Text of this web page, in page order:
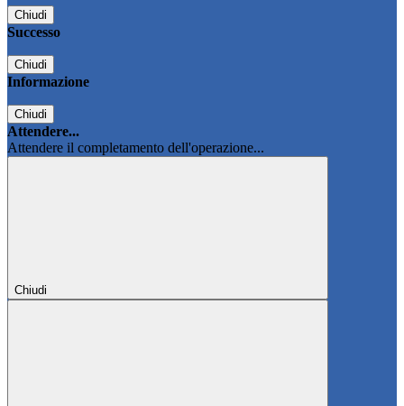
Chiudi
Successo
Chiudi
Informazione
Chiudi
Attendere...
Attendere il completamento dell'operazione...
Chiudi